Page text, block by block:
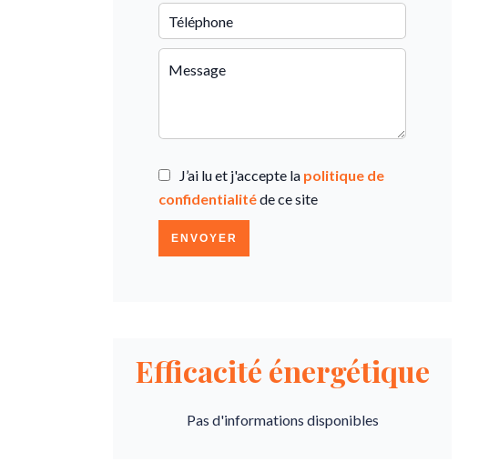
J’ai lu et j'accepte la politique de
confidentialitéde ce site
ENVOYER
Efficacité énergétique
Pas d'informations disponibles